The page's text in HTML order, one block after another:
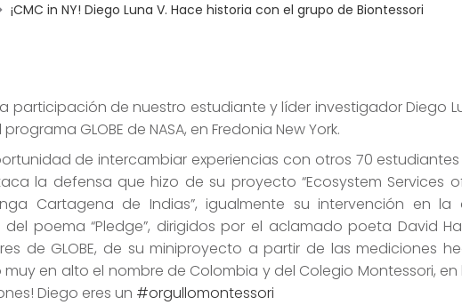
¡CMC in NY! Diego Luna V. Hace historia con el grupo de Biontessori
participación de nuestro estudiante y líder investigador Diego
GLOBE de NASA, en Fredonia New York.
de intercambiar experiencias con otros 70
la defensa que hizo de su proyecto “Ecosystem Services
Cartagena de Indias”, igualmente su intervención en
poema “Pledge”, dirigidos por el aclamado poeta David
de GLOBE, de su miniproyecto a partir de las mediciones
en alto el nombre de Colombia y del Colegio Montessori,
Diego eres un #orgullomontessori